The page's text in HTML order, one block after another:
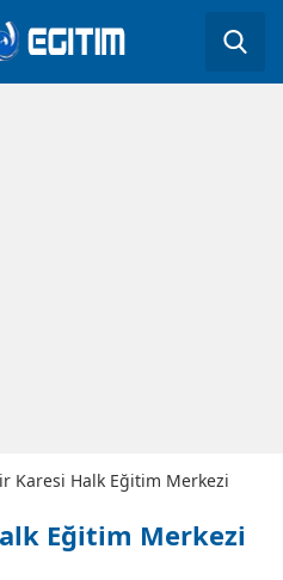
Karesi Halk Eğitim Merkezi
Eğitim Merkezi